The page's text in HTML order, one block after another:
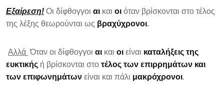
Eξαίρεση! Οι δίφθογγοι αι και οι όταν βρίσκονται στο τέλος
της λέξης θεωρούνται ως βραχύχρονοι.
Αλλά Όταν οι δίφθογγοι αι και οι είναι καταλήξεις της
ευκτικής ή βρίσκονται στο τέλος των επιρρημάτων και
των επιφωνημάτων είναι και πάλι μακρόχρονοι.